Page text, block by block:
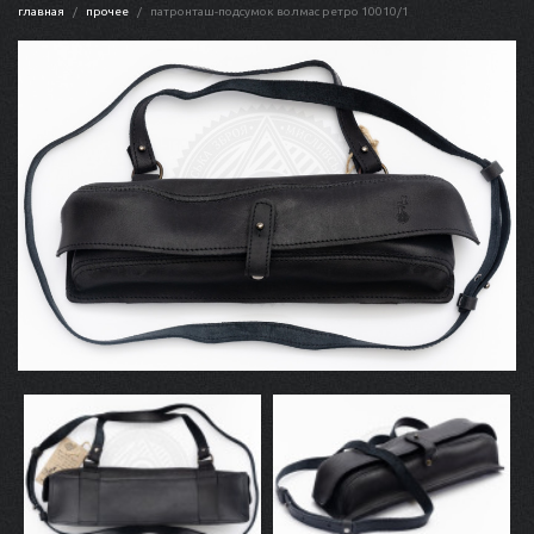
главная прочее патронташ-подсумок волмас ретро 10010/1